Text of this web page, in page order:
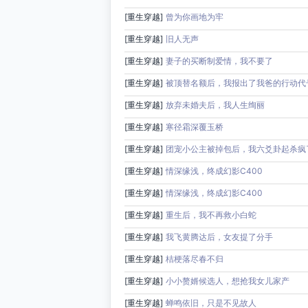
[重生穿越] 曾为你画地为牢
[重生穿越] 旧人无声
[重生穿越] 妻子的买断制爱情，我不要了
[重生穿越] 被顶替名额后，我报出了我爸的行动代
[重生穿越] 放弃未婚夫后，我人生绚丽
[重生穿越] 寒径霜深覆玉桥
[重生穿越] 团宠小公主被掉包后，我六爻卦起杀疯
[重生穿越] 情深缘浅，终成幻影C400
[重生穿越] 情深缘浅，终成幻影C400
[重生穿越] 重生后，我不再救小白蛇
[重生穿越] 我飞黄腾达后，女友提了分手
[重生穿越] 桔梗落尽春不归
[重生穿越] 小小赘婿候选人，想抢我女儿家产
[重生穿越] 蝉鸣依旧，只是不见故人